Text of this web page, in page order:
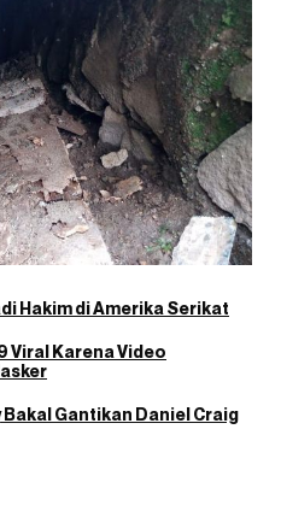
Hakim di Amerika Serikat
Viral Karena Video
Gantikan Daniel Craig